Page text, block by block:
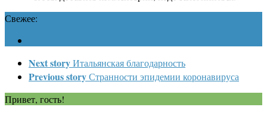
Свежее:
Next storyИтальянская благодарность
Previous storyСтранности эпидемии коронавируса
Привет, гость!